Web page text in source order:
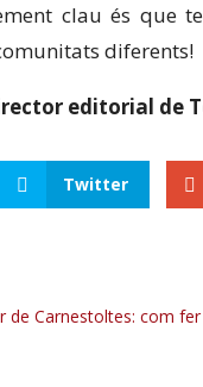
clau és
diferents!
editorial de
Twitter
de Carnestoltes: com